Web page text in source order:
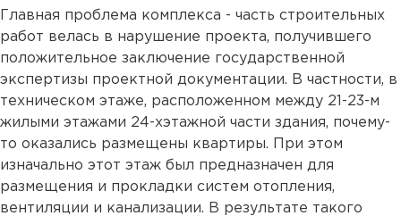
Главная проблема комплекса - часть строительных
работ велась в нарушение проекта, получившего
положительное заключение государственной
экспертизы проектной документации. В частности, в
техническом этаже, расположенном между 21-23-м
жилыми этажами 24-хэтажной части здания, почему-
то оказались размещены квартиры. При этом
изначально этот этаж был предназначен для
размещения и прокладки систем отопления,
вентиляции и канализации. В результате такого